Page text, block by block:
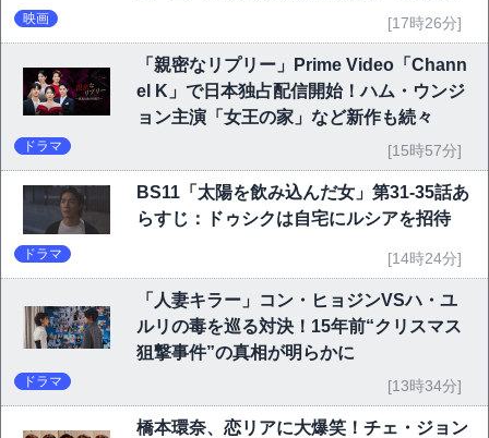
映画 [17時26分]
「親密なリプリー」Prime Video「Chann
el K」で日本独占配信開始！ハム・ウンジ
ョン主演「女王の家」など新作も続々
ドラマ [15時57分]
BS11「太陽を飲み込んだ女」第31-35話あ
らすじ：ドゥシクは自宅にルシアを招待
ドラマ [14時24分]
「人妻キラー」コン・ヒョジンVSハ・ユ
ルリの毒を巡る対決！15年前“クリスマス
狙撃事件”の真相が明らかに
ドラマ [13時34分]
橋本環奈、恋リアに大爆笑！チェ・ジョン